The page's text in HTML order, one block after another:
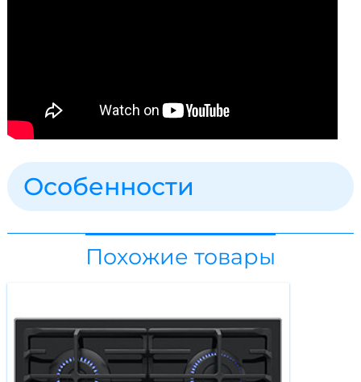
Особенности
Похожие товары